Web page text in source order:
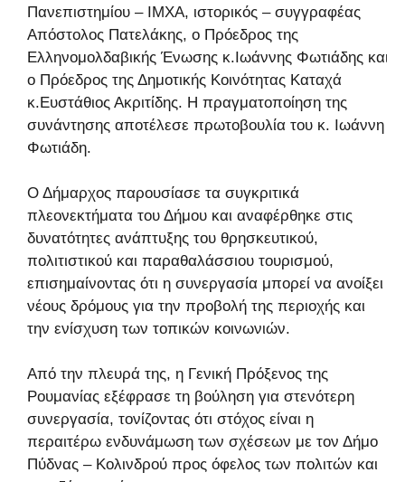
Πανεπιστημίου – ΙΜΧΑ, ιστορικός – συγγραφέας
Απόστολος Πατελάκης, ο Πρόεδρος της
Ελληνομολδαβικής Ένωσης κ.Ιωάννης Φωτιάδης και
ο Πρόεδρος της Δημοτικής Κοινότητας Καταχά
κ.Ευστάθιος Ακριτίδης. Η πραγματοποίηση της
συνάντησης αποτέλεσε πρωτοβουλία του κ. Ιωάννη
Φωτιάδη.
Ο Δήμαρχος παρουσίασε τα συγκριτικά
πλεονεκτήματα του Δήμου και αναφέρθηκε στις
δυνατότητες ανάπτυξης του θρησκευτικού,
πολιτιστικού και παραθαλάσσιου τουρισμού,
επισημαίνοντας ότι η συνεργασία μπορεί να ανοίξει
νέους δρόμους για την προβολή της περιοχής και
την ενίσχυση των τοπικών κοινωνιών.
Από την πλευρά της, η Γενική Πρόξενος της
Ρουμανίας εξέφρασε τη βούληση για στενότερη
συνεργασία, τονίζοντας ότι στόχος είναι η
περαιτέρω ενδυνάμωση των σχέσεων με τον Δήμο
Πύδνας – Κολινδρού προς όφελος των πολιτών και